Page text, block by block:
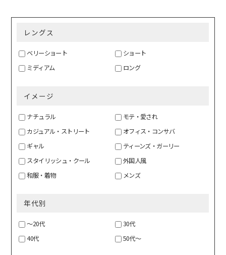
レングス
ベリーショート
ショート
ミディアム
ロング
イメージ
ナチュラル
モテ・愛され
カジュアル・ストリート
オフィス・コンサバ
ギャル
ティーンズ・ガーリー
スタイリッシュ・クール
外国人風
和服・着物
メンズ
年代別
～20代
30代
40代
50代～